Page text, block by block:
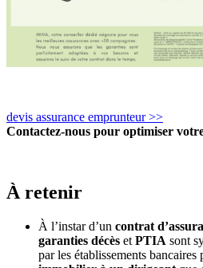
devis assurance emprunteur >>
Contactez-nous pour optimiser
À retenir
À l’instar d’un contrat
garanties décès et PTIA sont
par les établissements bancaires